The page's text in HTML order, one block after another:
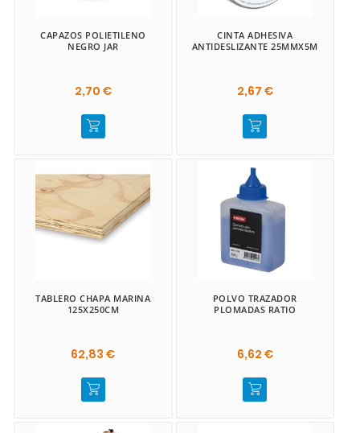
CAPAZOS POLIETILENO
NEGRO JAR
2,70 €
CINTA ADHESIVA
ANTIDESLIZANTE 25MMX5M
2,67 €
TABLERO CHAPA MARINA
125X250CM
62,83 €
POLVO TRAZADOR
PLOMADAS RATIO
6,62 €